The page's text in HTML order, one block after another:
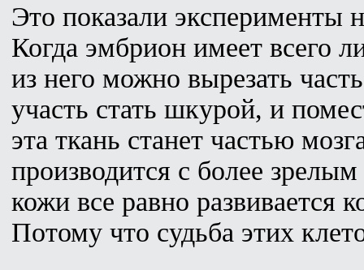
Это показали эксперименты
Когда эмбрион имеет всего
из него можно вырезать
участь стать шкурой, и
эта ткань станет частью
производится с более
кожи все равно развивается
Потому что судьба этих